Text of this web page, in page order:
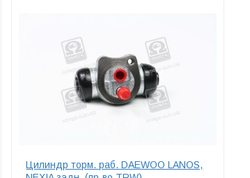
Цилиндр торм. раб. DAEWOO LANOS,